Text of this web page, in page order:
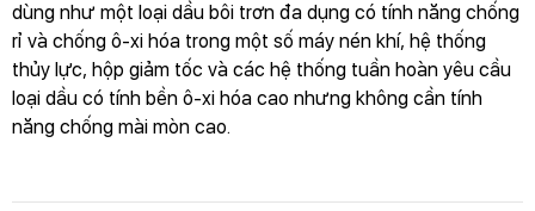
dùng như một loại dầu bôi trơn đa dụng có tính năng chống
rỉ và chống ô-xi hóa trong một số máy nén khí, hệ thống
thủy lực, hộp giảm tốc và các hệ thống tuần hoàn yêu cầu
loại dầu có tính bền ô-xi hóa cao nhưng không cần tính
năng chống mài mòn cao.